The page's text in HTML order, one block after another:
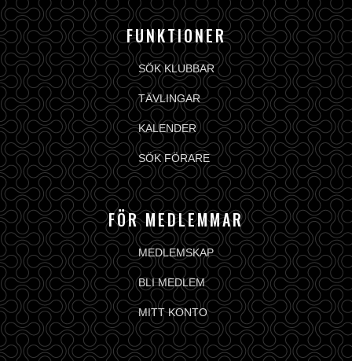
FUNKTIONER
SÖK KLUBBAR
TÄVLINGAR
KALENDER
SÖK FÖRARE
FÖR MEDLEMMAR
MEDLEMSKAP
BLI MEDLEM
MITT KONTO